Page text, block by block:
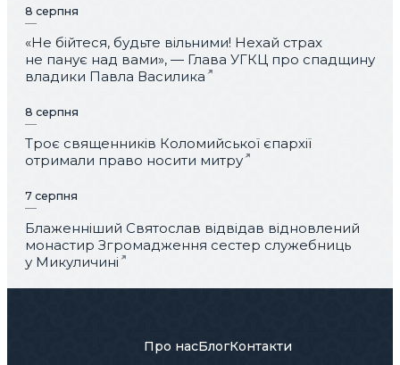
8 серпня
«Не бійтеся, будьте вільними! Нехай страх
не панує над вами», — Глава УГКЦ про спадщину
владики Павла Василика
8 серпня
Троє священників Коломийської єпархії
отримали право носити митру
7 серпня
Блаженніший Святослав відвідав відновлений
монастир Згромадження сестер служебниць
у Микуличині
Про насБлогКонтакти